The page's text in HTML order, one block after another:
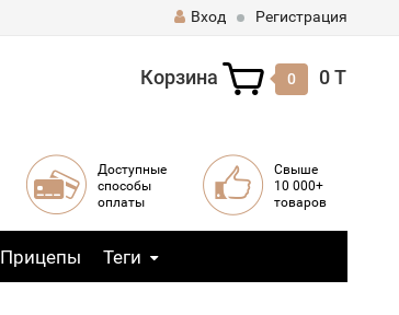
Вход Регистрация
Корзина 0 0 T
Доступные
способы
оплаты
Свыше
10 000+
товаров
Прицепы Теги